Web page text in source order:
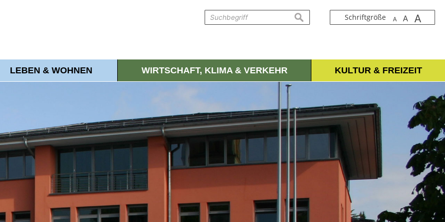
Schriftgröße A A A
suchen
LEBEN & WOHNEN WIRTSCHAFT, KLIMA & VERKEHR KULTUR & FREIZEIT